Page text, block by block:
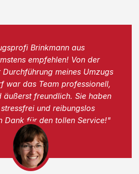
Brinkmann aus
empfehlen! Von der
Durchführung meines Umzugs
war das Team professionell,
äußerst freundlich. Sie haben
und reibungslos
Dank für den tollen Service!"